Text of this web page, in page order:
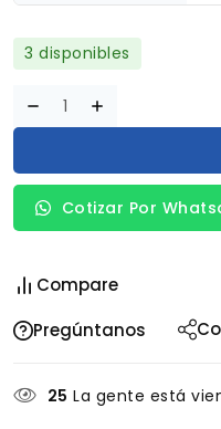
3 disponibles
Cotizar Por
Compare
Pregúntanos
25 La gente está